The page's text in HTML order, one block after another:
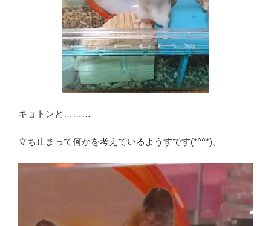
キョトンと………
立ち止まって何かを考えているようすです(*^^*)。